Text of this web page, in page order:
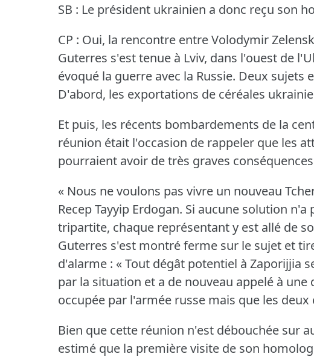
SB : Le président ukrainien a donc reçu son
CP : Oui, la rencontre entre Volodymir
Guterres s'est tenue à Lviv, dans l'ouest de
évoqué la guerre avec la Russie. Deux sujets
D'abord, les exportations de céréales
Et puis, les récents bombardements de la
réunion était l'occasion de rappeler que les
pourraient avoir de très graves
« Nous ne voulons pas vivre un nouveau
Recep Tayyip Erdogan. Si aucune solution
tripartite, chaque représentant y est allé de
Guterres s'est montré ferme sur le sujet et
d'alarme : « Tout dégât potentiel à Zaporijjia
par la situation et a de nouveau appelé à
occupée par l'armée russe mais que les
Bien que cette réunion n'est débouchée sur
estimé que la première visite de son